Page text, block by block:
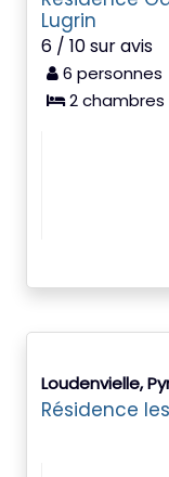
Lugrin
6 / 10 sur avis
6 personnes
2 chambres
Loudenvielle,
Résidence